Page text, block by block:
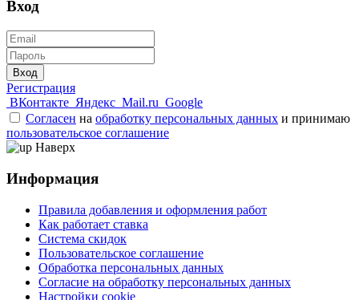
Вход
Вход
Регистрация
ВКонтакте Яндекс Mail.ru Google
Согласен на обработку персональных данных и принимаю
пользовательское соглашение
Наверх
Информация
Правила добавления и оформления работ
Как работает ставка
Система скидок
Пользовательское соглашение
Обработка персональных данных
Согласие на обработку персональных данных
Настройки cookie